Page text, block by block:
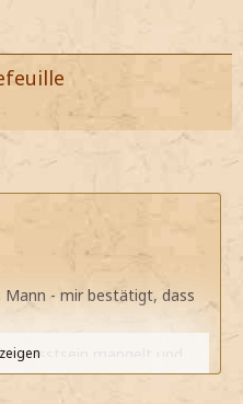
Mann - mir bestätigt, dass
mangelt und
selbst überzeugt bin*